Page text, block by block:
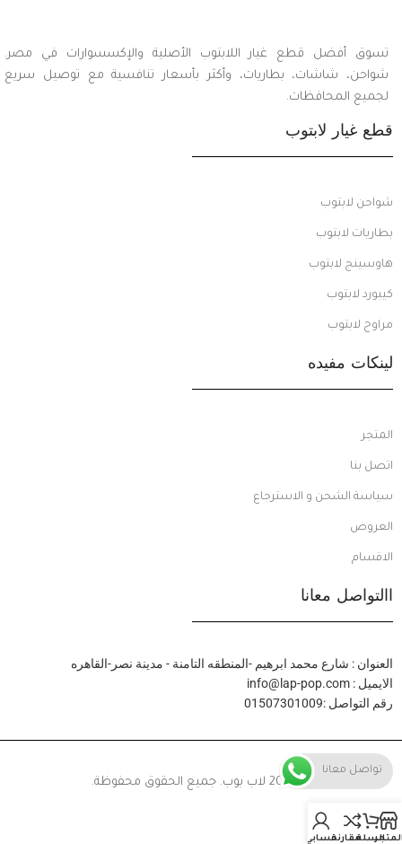
تسوق أفضل قطع غيار اللابتوب الأصلية والإكسسوارات في مصر.
شواحن، شاشات، بطاريات، وأكثر بأسعار تنافسية مع توصيل سريع
لجميع المحافظات.
قطع غيار لابتوب
شواحن لابتوب
بطاريات لابتوب
هاوسينج لابتوب
كيبورد لابتوب
مراوح لابتوب
لينكات مفيده
المتجر
اتصل بنا
سياسة الشحن و الاسترجاع
العروض
الاقسام
االتواصل معانا
العنوان : شارع محمد ابرهيم -المنطقه التامنة - مدينة نصر-القاهره
الايميل : info@lap-pop.com
رقم التواصل :01507301009
© 2024 لاب بوب. جميع الحقوق محفوظة.
السلةمقارنةحسابي
تواصل معانا